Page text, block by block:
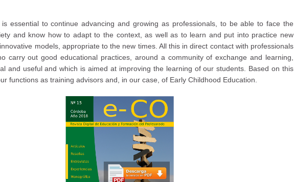
is essential to continue advancing and growing as professionals, to be able to face the
and know how to adapt to the context, as well as to learn and put into practice new
models, appropriate to the new times. All this in direct contact with professionals
carry out good educational practices, around a community of exchange and learning,
and useful and which is aimed at improving the learning of our students. Based on this
functions as training advisors and, in our case, of Early Childhood Education.